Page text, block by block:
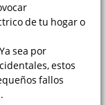
de tu hogar o
sea por
estos
fallos